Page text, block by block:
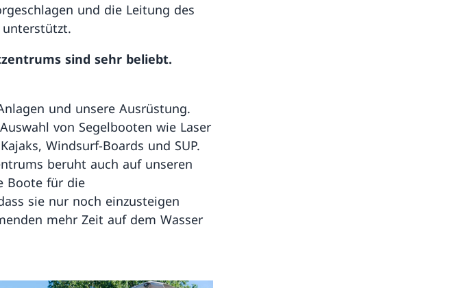
und die Leitung des
unterstützt.
sind sehr beliebt.
und unsere Ausrüstung.
von Segelbooten wie Laser
Windsurf-Boards und SUP.
beruht auch auf unseren
Boote für die
sie nur noch einzusteigen
mehr Zeit auf dem Wasser